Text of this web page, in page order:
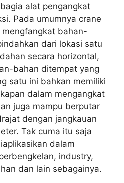
alat pengangkat
Pada umumnya crane
bahan-
dari lokasi satu
secara horizontal,
bahan ditempat yang
satu ini bahkan memiliki
dalam mengangkat
juga mampu berputar
dengan jangkauan
Tak cuma itu saja
dalam
industry,
dan lain sebagainya.